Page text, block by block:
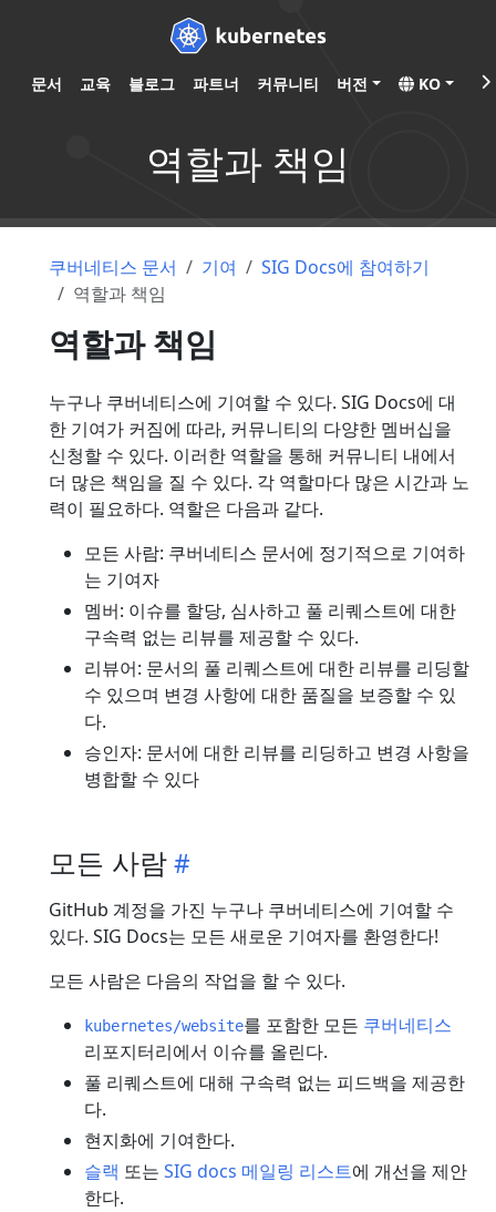
문서 교육 블로그 파트너 커뮤니티 버전 KO
역할과 책임
쿠버네티스 문서 기여
SIG Docs에 참여하기
역할과 책임
역할과 책임
누구나 쿠버네티스에 기여할 수 있다. SIG Docs에 대
한 기여가 커짐에 따라, 커뮤니티의 다양한 멤버십을
신청할 수 있다. 이러한 역할을 통해 커뮤니티 내에서
더 많은 책임을 질 수 있다. 각 역할마다 많은 시간과 노
력이 필요하다. 역할은 다음과 같다.
모든 사람: 쿠버네티스 문서에 정기적으로 기여하
는 기여자
멤버: 이슈를 할당, 심사하고 풀 리퀘스트에 대한
구속력 없는 리뷰를 제공할 수 있다.
리뷰어: 문서의 풀 리퀘스트에 대한 리뷰를 리딩할
수 있으며 변경 사항에 대한 품질을 보증할 수 있
다.
승인자: 문서에 대한 리뷰를 리딩하고 변경 사항을
병합할 수 있다
모든 사람
GitHub 계정을 가진 누구나 쿠버네티스에 기여할 수
있다. SIG Docs는 모든 새로운 기여자를 환영한다!
모든 사람은 다음의 작업을 할 수 있다.
kubernetes/website를 포함한 모든 쿠버네티스
리포지터리에서 이슈를 올린다.
풀 리퀘스트에 대해 구속력 없는 피드백을 제공한
다.
현지화에 기여한다.
슬랙 또는 SIG docs 메일링 리스트에 개선을 제안
한다.